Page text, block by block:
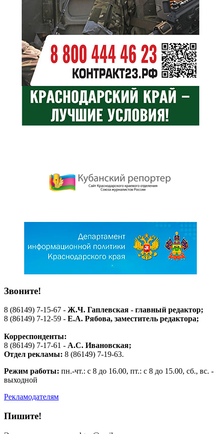
Звоните!
8 (86149) 7-15-67 - Ж.Ч. Гаплевская - главный редактор;
8 (86149) 7-12-59 - Е.А. Рябова, заместитель редактора;
Корреспонденты:
8 (86149) 7-17-61 - А.С. Ивановская;
Отдел рекламы: 8 (86149) 7-19-63.
Режим работы: пн.-чт.: с 8 до 16.00, пт.: с 8 до 15.00, сб., вс. -
выходной
Рекламодателям
Пишите!